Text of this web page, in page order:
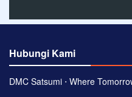
Hubungi Kami
DMC Satsumi ⋅ Where